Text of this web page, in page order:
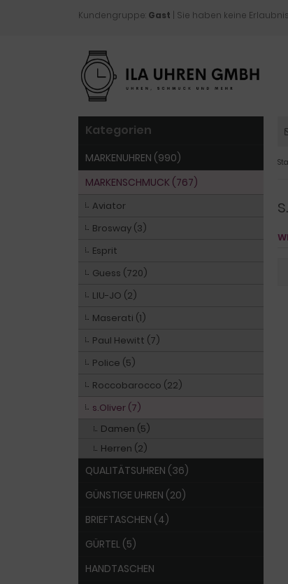
Kundengruppe: Gast | Sie haben keine
Kategorien
MARKENUHREN (990)
MARKENSCHMUCK (767)
Aviator
Brosway (3)
Esprit
Guess (720)
LIU-JO (2)
Maserati (1)
Paul Hewitt (7)
Police (5)
Roccobarocco (22)
s.Oliver (7)
Damen (5)
Herren (2)
QUALITÄTSUHREN (36)
GÜNSTIGE UHREN (20)
BRIEFTASCHEN (4)
GÜRTEL (5)
HANDTASCHEN